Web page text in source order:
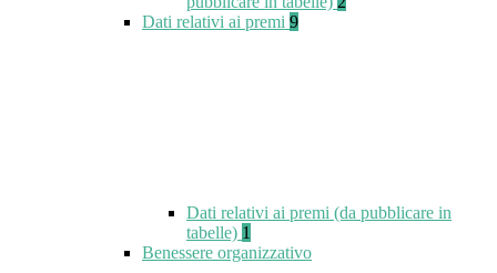
Dati relativi ai premi 9
Dati relativi ai premi (da pubblicare in
tabelle) 1
Benessere organizzativo